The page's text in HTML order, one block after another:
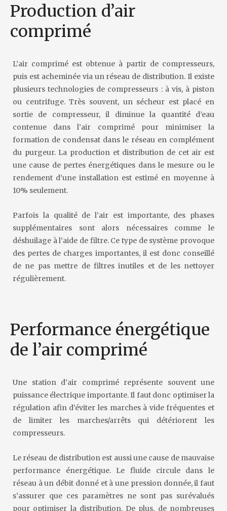
Production d’air
comprimé
L’air comprimé est obtenue à partir de compresseurs,
puis est acheminée via un réseau de distribution. Il existe
plusieurs technologies de compresseurs : à vis, à piston
ou centrifuge. Très souvent, un sécheur est placé en
sortie de compresseur, il diminue la quantité d’eau
contenue dans l’air comprimé pour minimiser la
formation de condensat dans le réseau en complément
du purgeur. La production et distribution de cet air est
une cause de pertes énergétiques dans le mesure ou le
rendement d’une installation est estimé en moyenne à
10% seulement.
Parfois la qualité de l’air est importante, des phases
supplémentaires sont alors nécessaires comme le
déshuilage à l’aide de filtre. Ce type de système provoque
des pertes de charges importantes, il est donc conseillé
de ne pas mettre de filtres inutiles et de les nettoyer
régulièrement.
Performance énergétique
de l’air comprimé
Une station d’air comprimé représente souvent une
puissance électrique importante. Il faut donc optimiser la
régulation afin d’éviter les marches à vide fréquentes et
de limiter les marches/arrêts qui détériorent les
compresseurs.
Le réseau de distribution est aussi une cause de mauvaise
performance énergétique. Le fluide circule dans le
réseau à un débit donné et à une pression donnée, il faut
s’assurer que ces paramètres ne sont pas surévalués
pour optimiser la distribution. De plus, de nombreuses